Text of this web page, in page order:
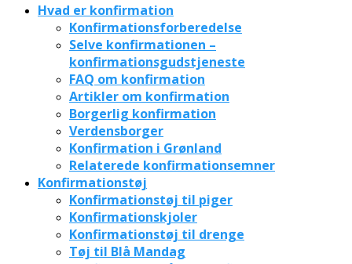
Hvad er konfirmation
Konfirmationsforberedelse
Selve konfirmationen –
konfirmationsgudstjeneste
FAQ om konfirmation
Artikler om konfirmation
Borgerlig konfirmation
Verdensborger
Konfirmation i Grønland
Relaterede konfirmationsemner
Konfirmationstøj
Konfirmationstøj til piger
Konfirmationskjoler
Konfirmationstøj til drenge
Tøj til Blå Mandag